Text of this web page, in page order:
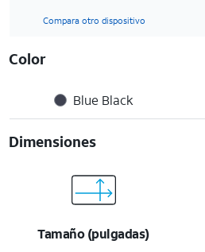
Compara otro dispositivo
Color
Blue Black
Dimensiones
Tamaño (pulgadas)